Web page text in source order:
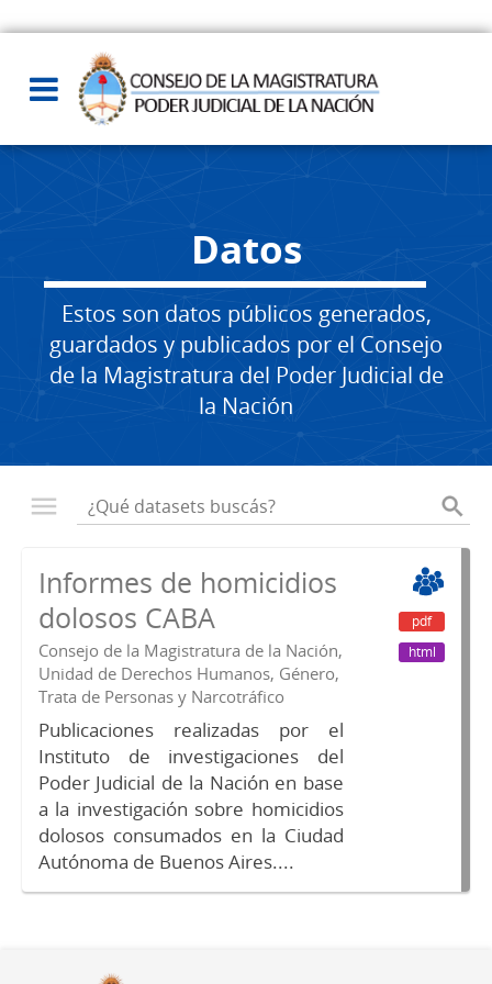
Datos
Estos son datos públicos generados,
guardados y publicados por el Consejo
de la Magistratura del Poder Judicial de
la Nación
Informes de homicidios
dolosos CABA
Consejo de la Magistratura de la Nación,
Unidad de Derechos Humanos, Género,
Trata de Personas y Narcotráfico
Publicaciones realizadas por el
Instituto de investigaciones del
Poder Judicial de la Nación en base
a la investigación sobre homicidios
dolosos consumados en la Ciudad
Autónoma de Buenos Aires....
pdf
html